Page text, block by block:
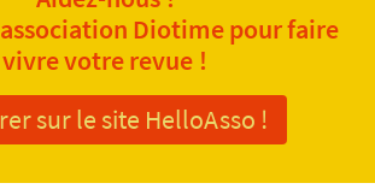
Diotime pour faire
vivre votre revue !
sur le site HelloAsso !